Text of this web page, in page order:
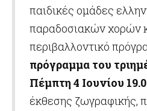
παιδικές ομάδες
παραδοσιακών χορών
περιβαλλοντικό
πρόγραμμα του
Πέμπτη 4 Ιουνίου
έκθεσης ζωγραφικής,